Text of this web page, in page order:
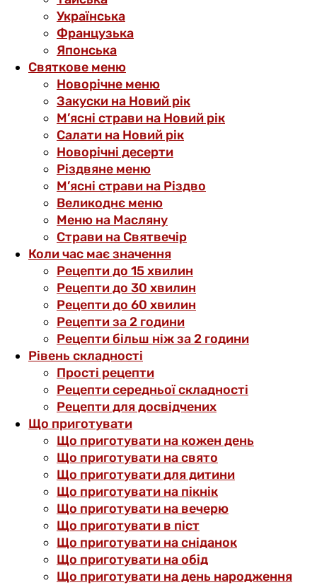
Українська
Французька
Японська
Святкове меню
Новорічне меню
Закуски на Новий рік
М’ясні страви на Новий рік
Салати на Новий рік
Новорічні десерти
Різдвяне меню
М’ясні страви на Різдво
Великоднє меню
Меню на Масляну
Страви на Святвечір
Коли час має значення
Рецепти до 15 хвилин
Рецепти до 30 хвилин
Рецепти до 60 хвилин
Рецепти за 2 години
Рецепти більш ніж за 2 години
Рівень складності
Прості рецепти
Рецепти середньої складності
Рецепти для досвідчених
Що приготувати
Що приготувати на кожен день
Що приготувати на свято
Що приготувати для дитини
Що приготувати на пікнік
Що приготувати на вечерю
Що приготувати в піст
Що приготувати на сніданок
Що приготувати на обід
Що приготувати на день народження